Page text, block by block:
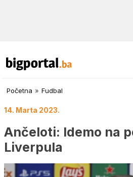
Početna » Fudbal
14. Marta 2023.
Ančeloti: Idemo na
Liverpula